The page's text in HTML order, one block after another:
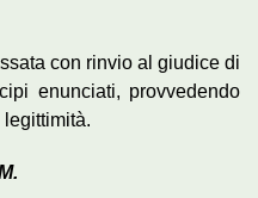
con rinvio al giudice di
enunciati, provvedendo